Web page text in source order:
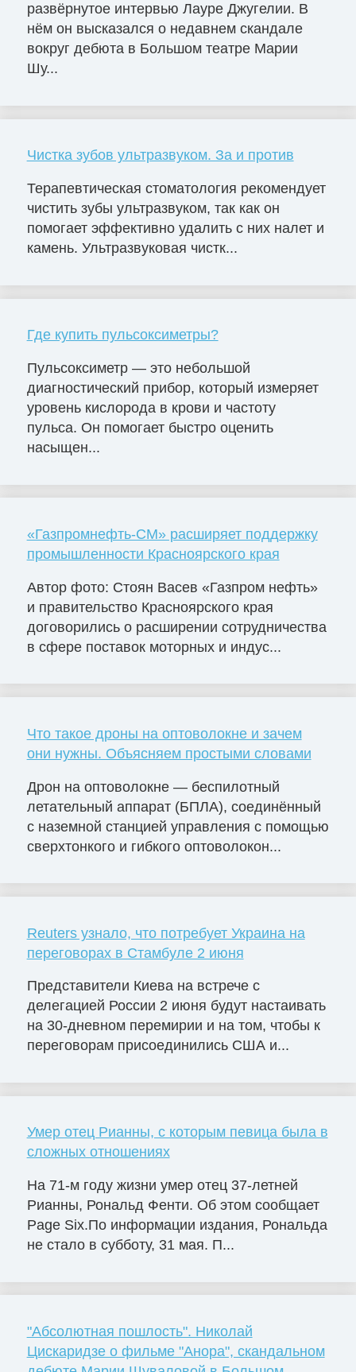
развёрнутое интервью Лауре Джугелии. В
нём он высказался о недавнем скандале
вокруг дебюта в Большом театре Марии
Шу...
Чистка зубов ультразвуком. За и против
Терапевтическая стоматология рекомендует
чистить зубы ультразвуком, так как он
помогает эффективно удалить с них налет и
камень. Ультразвуковая чистк...
Где купить пульсоксиметры?
Пульсоксиметр — это небольшой
диагностический прибор, который измеряет
уровень кислорода в крови и частоту
пульса. Он помогает быстро оценить
насыщен...
«Газпромнефть-СМ» расширяет поддержку
промышленности Красноярского края
Автор фото: Стоян Васев «Газпром нефть»
и правительство Красноярского края
договорились о расширении сотрудничества
в сфере поставок моторных и индус...
Что такое дроны на оптоволокне и зачем
они нужны. Объясняем простыми словами
Дрон на оптоволокне — беспилотный
летательный аппарат (БПЛА), соединённый
с наземной станцией управления с помощью
сверхтонкого и гибкого оптоволокон...
Reuters узнало, что потребует Украина на
переговорах в Стамбуле 2 июня
Представители Киева на встрече с
делегацией России 2 июня будут настаивать
на 30-дневном перемирии и на том, чтобы к
переговорам присоединились США и...
Умер отец Рианны, с которым певица была в
сложных отношениях
На 71-м году жизни умер отец 37-летней
Рианны, Рональд Фенти. Об этом сообщает
Page Six.По информации издания, Рональда
не стало в субботу, 31 мая. П...
"Абсолютная пошлость". Николай
Цискаридзе о фильме "Анора", скандальном